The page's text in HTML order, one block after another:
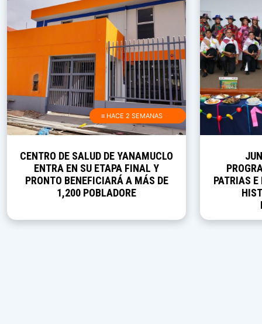
≡ HACE 2 SEMANAS
CENTRO DE SALUD DE YANAMUCLO
ENTRA EN SU ETAPA FINAL Y
PRONTO BENEFICIARÁ A MÁS DE
1,200 POBLADORE
PATRIAS